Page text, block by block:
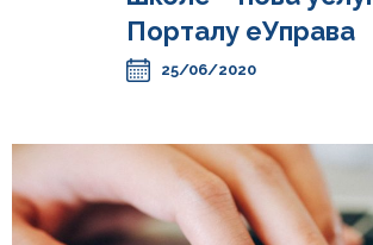
Порталу еУправа
25/06/2020